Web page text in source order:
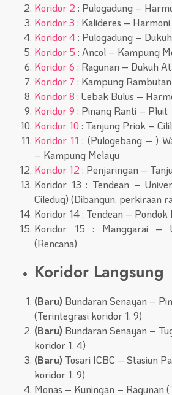
Koridor 2 : Pulogadung –
Koridor 3 : Kalideres –
Koridor 4 : Pulogadung –
Koridor 5 : Ancol – Kampung
Koridor 6 : Ragunan – Dukuh
Koridor 7 : Kampung
Koridor 8 : Lebak Bulus –
Koridor 9 : Pinang Ranti – Pluit
Koridor 10 : Tanjung Priok –
Koridor 11 : (Pulogebang – )
– Kampung Melayu
Koridor 12 : Penjaringan –
Koridor 13 : Tendean –
Ciledug) (Dibangun, perkiraan
Koridor 14 : Tendean – Pondok
Koridor 15 : Manggarai –
(Rencana)
Koridor Langsung
(Baru) Bundaran Senayan –
(Terintegrasi koridor 1, 9)
(Baru) Bundaran Senayan –
koridor 1, 4)
(Baru) Tosari ICBC – Stasiun
koridor 1, 9)
Monas – Kuningan – Ragunan